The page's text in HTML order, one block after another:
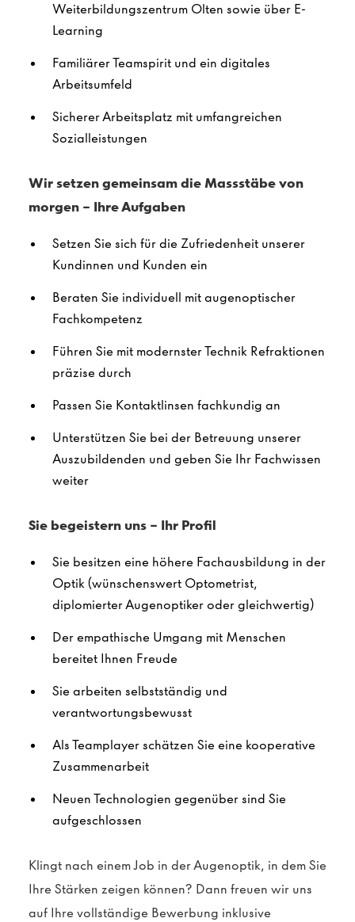
Weiterbildungszentrum Olten sowie über E-
Learning
Familiärer Teamspirit und ein digitales
Arbeitsumfeld
Sicherer Arbeitsplatz mit umfangreichen
Sozialleistungen
Wir setzen gemeinsam die Massstäbe von
morgen – Ihre Aufgaben
Setzen Sie sich für die Zufriedenheit unserer
Kundinnen und Kunden ein
Beraten Sie individuell mit augenoptischer
Fachkompetenz
Führen Sie mit modernster Technik Refraktionen
präzise durch
Passen Sie Kontaktlinsen fachkundig an
Unterstützen Sie bei der Betreuung unserer
Auszubildenden und geben Sie Ihr Fachwissen
weiter
Sie begeistern uns – Ihr Profil
Sie besitzen eine höhere Fachausbildung in der
Optik (wünschenswert Optometrist,
diplomierter Augenoptiker oder gleichwertig)
Der empathische Umgang mit Menschen
bereitet Ihnen Freude
Sie arbeiten selbstständig und
verantwortungsbewusst
Als Teamplayer schätzen Sie eine kooperative
Zusammenarbeit
Neuen Technologien gegenüber sind Sie
aufgeschlossen
Klingt nach einem Job in der Augenoptik, in dem Sie
Ihre Stärken zeigen können? Dann freuen wir uns
auf Ihre vollständige Bewerbung inklusive